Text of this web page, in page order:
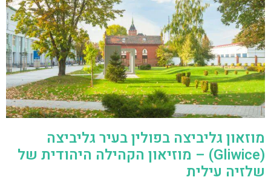
מוזאון גליביצה בפולין בעיר גליביצה
(Gliwice) – מוזיאון הקהילה היהודית של
שלזיה עילית